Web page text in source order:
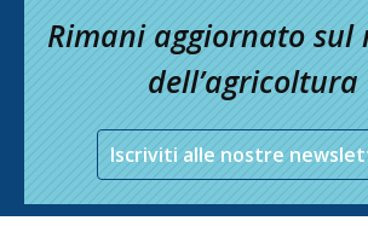
Rimani aggiornato sul
dell’agricoltura
Iscriviti alle nostre